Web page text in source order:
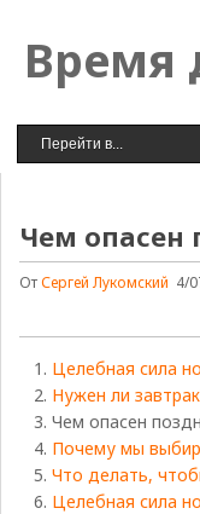
Время
Чем опасен
ОтСергей Лукомский 4/
Целебная сила
Нужен ли
Чем опасен
Почему мы
Что делать,
Целебная сила